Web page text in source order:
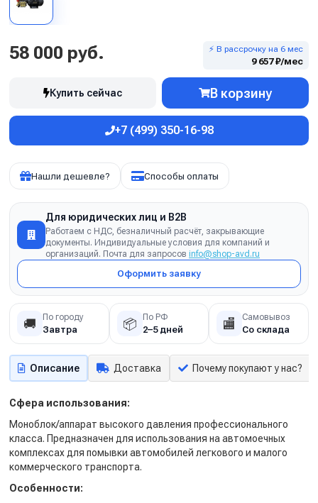
58 000 руб. ⚡ В рассрочку на 6 мес
9 657 ₽/мес
Купить сейчас В корзину
+7 (499) 350-16-98
Нашли дешевле? Способы оплаты
Для юридических лиц и B2B
Работаем с НДС, безналичный расчёт, закрывающие
документы. Индивидуальные условия для компаний и
организаций. Почта для запросов info@shop-avd.ru
Оформить заявку
🚚 По городу
Завтра 📦 По РФ
2–5 дней 🏬 Самовывоз
Со склада
Описание Доставка Почему покупают у нас?
Сфера использования:
Моноблок/аппарат высокого давления профессионального
класса. Предназначен для использования на автомоечных
комплексах для помывки автомобилей легкового и малого
коммерческого транспорта.
Особенности: